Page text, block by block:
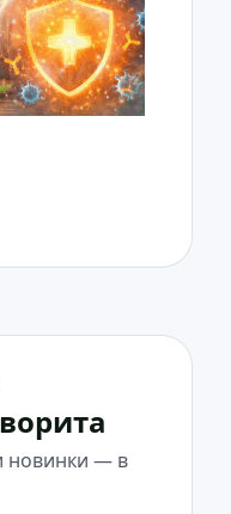
новинки — в